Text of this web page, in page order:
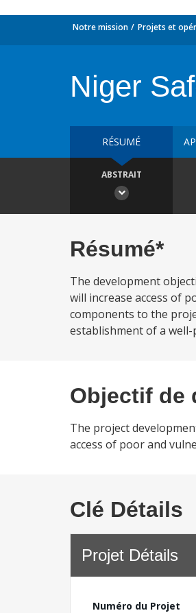
Notre mission Projets et
Niger
RÉSUMÉ
ABSTRAIT
Résumé*
The development
will increase access of
components to the
establishment of a
Objectif de
The project
access of poor and
Clé Détails
Projet Détails
Numéro du Projet